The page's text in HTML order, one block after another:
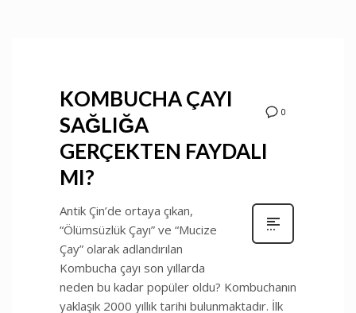
0
KOMBUCHA ÇAYI
SAĞLIĞA
GERÇEKTEN FAYDALI
MI?
Antik Çin’de ortaya çıkan,
“Ölümsüzlük Çayı” ve “Mucize
Çay” olarak adlandırılan
Kombucha çayı son yıllarda
neden bu kadar popüler oldu? Kombuchanın
yaklaşık 2000 yıllık tarihi bulunmaktadır. İlk